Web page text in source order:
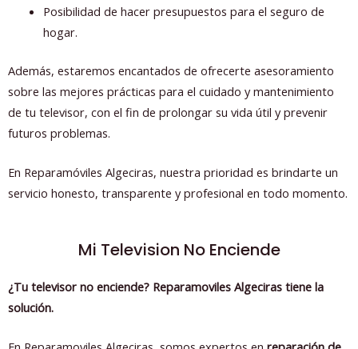
Posibilidad de hacer presupuestos para el seguro de
hogar.
Además, estaremos encantados de ofrecerte asesoramiento
sobre las mejores prácticas para el cuidado y mantenimiento
de tu televisor, con el fin de prolongar su vida útil y prevenir
futuros problemas.
En Reparamóviles Algeciras, nuestra prioridad es brindarte un
servicio honesto, transparente y profesional en todo momento.
Mi Television No Enciende
¿Tu televisor no enciende? Reparamoviles Algeciras tiene la
solución.